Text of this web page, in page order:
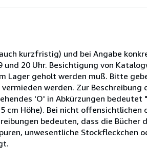
kurzfristig) und bei Angabe
20 Uhr. Besichtigung von
Lager geholt werden muß. Bitte
werden. Zur
'O' in Abkürzungen
cm Höhe). Bei nicht offensichtlichen
bedeuten, dass die
unwesentliche Stockfleckchen